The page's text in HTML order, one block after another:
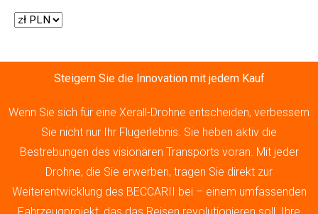
Steigern Sie die Innovation mit jedem Kauf
Wenn Sie sich für eine Xerall-Drohne entscheiden, verbessern
Sie nicht nur Ihr Flugerlebnis. Sie heben aktiv die
Bestrebungen des visionären Transports voran. Mit jeder
Drohne, die Sie erwerben, tragen Sie direkt zur
Weiterentwicklung des BECCARII bei – einem umfassenden